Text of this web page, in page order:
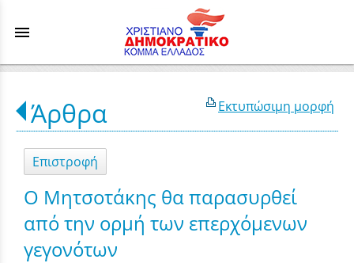
menu
Εκτυπώσιμη μορφή
Άρθρα
Επιστροφή
Ο Μητσοτάκης θα παρασυρθεί
από την ορμή των επερχόμενων
γεγονότων